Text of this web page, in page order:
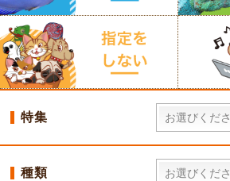
特集
種類